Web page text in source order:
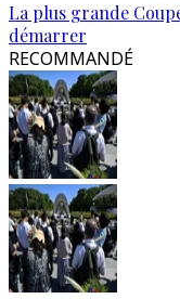
La plus grande
démarrer
RECOMMANDÉ